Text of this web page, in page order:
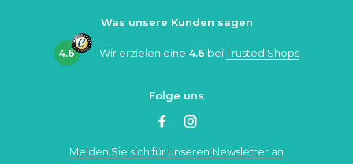
Was unsere Kunden sagen
4.6 Wir erzielen eine 4.6 beiTrusted Shops
Folge uns
Melden Sie sich für unseren Newsletter an